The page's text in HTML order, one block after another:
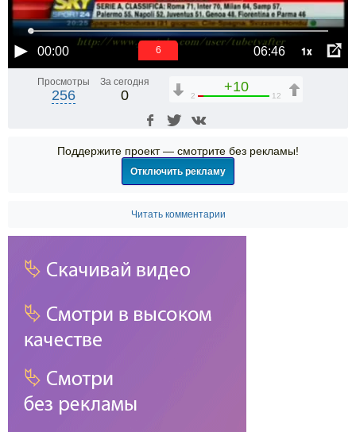
00:00 06:46 1x
6
Просмотры
256
За сегодня
0
+10
2 12
Поддержите проект — смотрите без рекламы!
Отключить рекламу
Читать комментарии